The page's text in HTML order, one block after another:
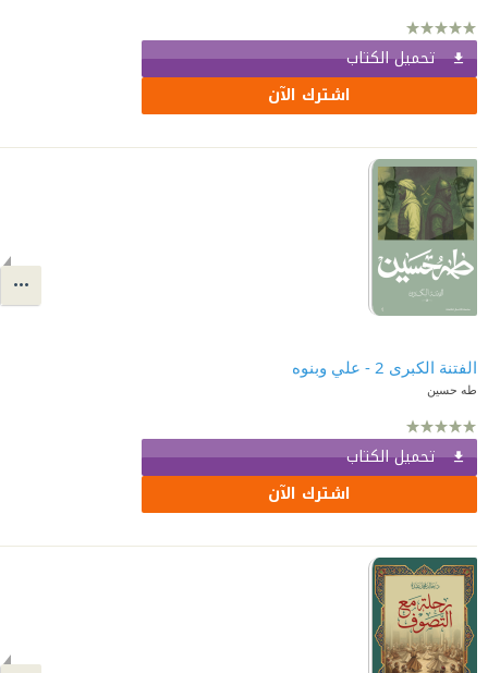
تحميل الكتاب
اشترك الآن
الفتنة الكبرى 2 - علي وبنوه
طه حسين
تحميل الكتاب
اشترك الآن